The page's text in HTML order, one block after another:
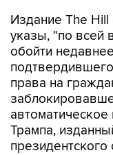
Издание The Hill
указы, "по всей
обойти
права на
Трампа,
президентского